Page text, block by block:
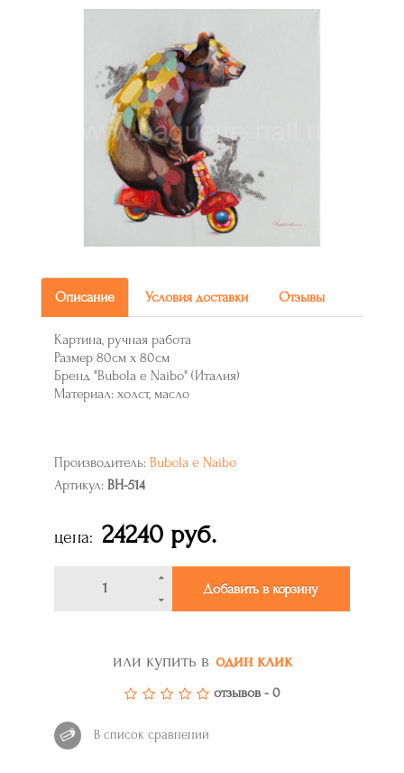
Описание Условия доставки Отзывы
Картина, ручная работа
Размер 80см х 80см
Бренд "Bubola e Naibo" (Италия)
Материал: холст, масло
Производитель: Bubola e Naibo
Артикул: BH-514
цена: 24240 руб.
Добавить в корзину
или купить в один клик
отзывов - 0
В список сравнений